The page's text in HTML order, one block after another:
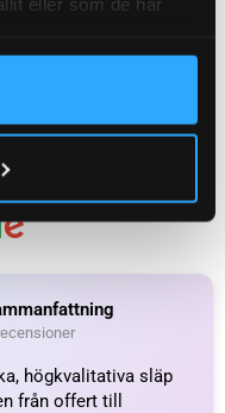
högkvalitativa släp
från offert till